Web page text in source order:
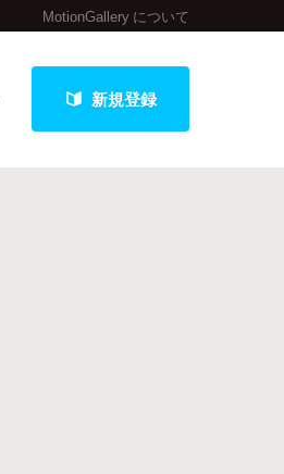
MotionGallery について
新規登録